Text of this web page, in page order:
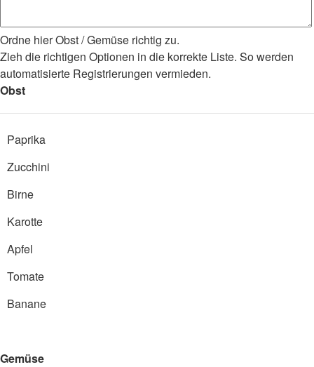
Ordne hier Obst / Gemüse richtig zu.
Zieh die richtigen Optionen in die korrekte Liste. So werden
automatisierte Registrierungen vermieden.
Obst
Paprika
Zucchini
Birne
Karotte
Apfel
Tomate
Banane
Gemüse